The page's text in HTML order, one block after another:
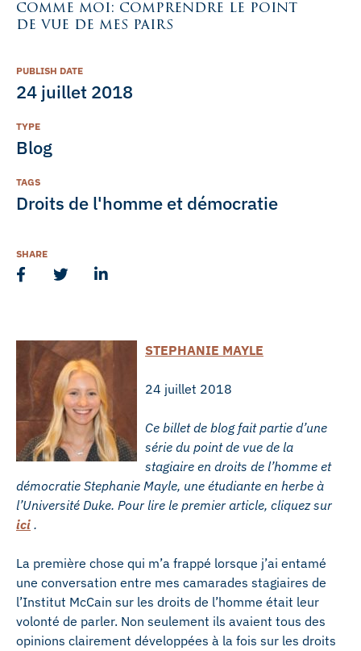
comme moi: comprendre le point
de vue de mes pairs
STEPHANIE MAYLE
24 juillet 2018
Ce billet de blog fait partie d’une
série du point de vue de la
stagiaire en droits de l’homme et
démocratie Stephanie Mayle, une étudiante en herbe à
l’Université Duke. Pour lire le premier article, cliquez sur
ici .
La première chose qui m’a frappé lorsque j’ai entamé
une conversation entre mes camarades stagiaires de
l’Institut McCain sur les droits de l’homme était leur
volonté de parler. Non seulement ils avaient tous des
opinions clairement développées à la fois sur les droits
PUBLISH DATE
24 juillet 2018
TYPE
Blog
TAGS
Droits de l'homme et démocratie
SHARE